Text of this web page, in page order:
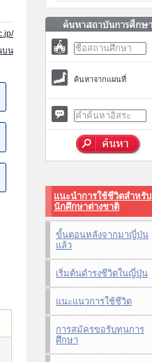
บน
ค้นหาจากแผนที่
แนะนำการใช้ชีวิตสำหรับ
นักศึกษาต่างชาติ
ขั้นตอนหลังจากมาญี่ปุ่น
แล้ว
เริ่มต้นดำรงชีวิตในญี่ปุ่น
แนะแนวการใช้ชีวิต
การสมัครขอรับทุนการ
ศึกษา